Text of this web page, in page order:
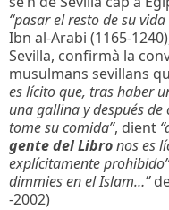
“pasar el resto de su
Ibn al-Arabi (1165-
Sevilla, confirmà la
musulmans sevillans
es lícito que, tras haber
una gallina y después de
tome su comida”, dient
gente del Libronos es
explícitamente prohibido”
dimmies en el Islam…”
-2002)